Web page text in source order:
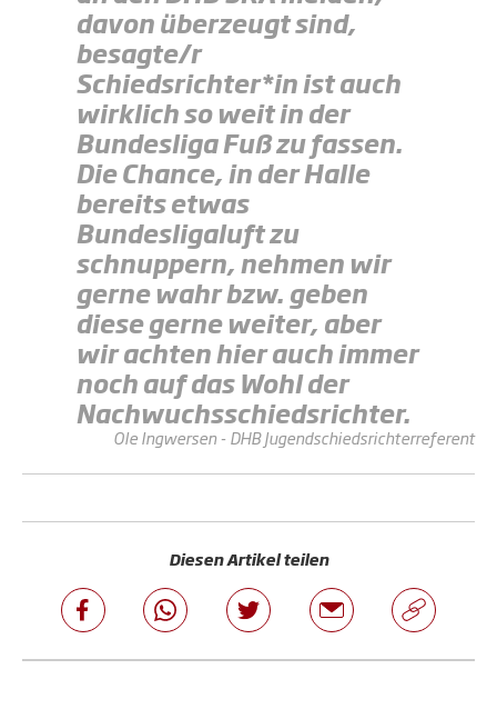
davon überzeugt sind,
besagte/r
Schiedsrichter*in ist auch
wirklich so weit in der
Bundesliga Fuß zu fassen.
Die Chance, in der Halle
bereits etwas
Bundesligaluft zu
schnuppern, nehmen wir
gerne wahr bzw. geben
diese gerne weiter, aber
wir achten hier auch immer
noch auf das Wohl der
Nachwuchsschiedsrichter.
Ole Ingwersen - DHB Jugendschiedsrichterreferent
Diesen Artikel teilen